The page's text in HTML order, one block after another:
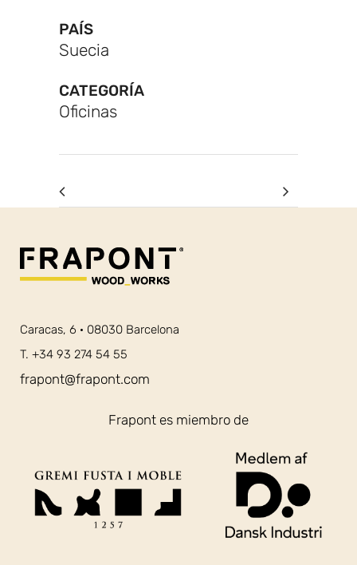
PAÍS
Suecia
CATEGORÍA
Oficinas
Caracas, 6 · 08030 Barcelona
T. +34 93 274 54 55
frapont@frapont.com
Frapont es miembro de